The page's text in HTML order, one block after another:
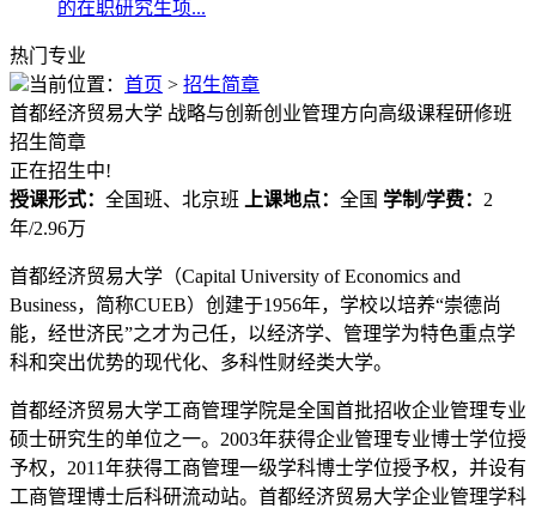
的在职研究生项...
热门专业
当前位置： 首页 > 招生简章
首都经济贸易大学 战略与创新创业管理方向高级课程研修班
招生简章
正在招生中!
授课形式： 全国班、北京班 上课地点： 全国 学制/学费： 2
年/2.96万
首都经济贸易大学（Capital University of Economics and
Business，简称CUEB）创建于1956年，学校以培养“崇德尚
能，经世济民”之才为己任，以经济学、管理学为特色重点学
科和突出优势的现代化、多科性财经类大学。
首都经济贸易大学工商管理学院是全国首批招收企业管理专业
硕士研究生的单位之一。2003年获得企业管理专业博士学位授
予权，2011年获得工商管理一级学科博士学位授予权，并设有
工商管理博士后科研流动站。首都经济贸易大学企业管理学科